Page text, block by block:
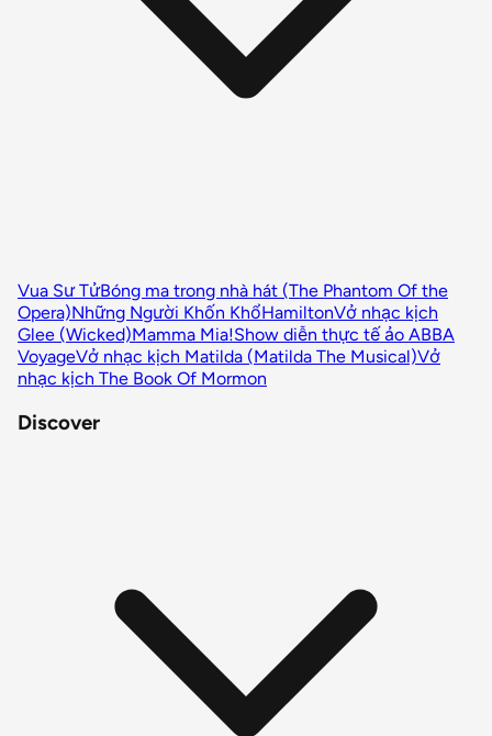
Vua Sư TửBóng ma trong nhà hát (The Phantom Of the
Opera)Những Người Khốn KhổHamiltonVở nhạc kịch
Glee (Wicked)Mamma Mia!Show diễn thực tế ảo ABBA
VoyageVở nhạc kịch Matilda (Matilda The Musical)Vở
nhạc kịch The Book Of Mormon
Discover